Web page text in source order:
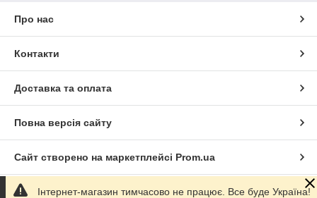
Про нас
Контакти
Доставка та оплата
Повна версія сайту
Сайт створено на маркетплейсі Prom.ua
Політика конфіденційності
Інтернет-магазин тимчасово не працює. Все буде Україна!